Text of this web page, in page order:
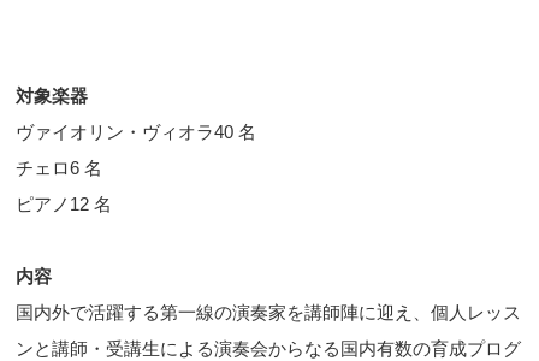
対象楽器
ヴァイオリン・ヴィオラ40 名
チェロ6 名
ピアノ12 名
内容
国内外で活躍する第一線の演奏家を講師陣に迎え、個人レッス
ンと講師・受講生による演奏会からなる国内有数の育成プログ